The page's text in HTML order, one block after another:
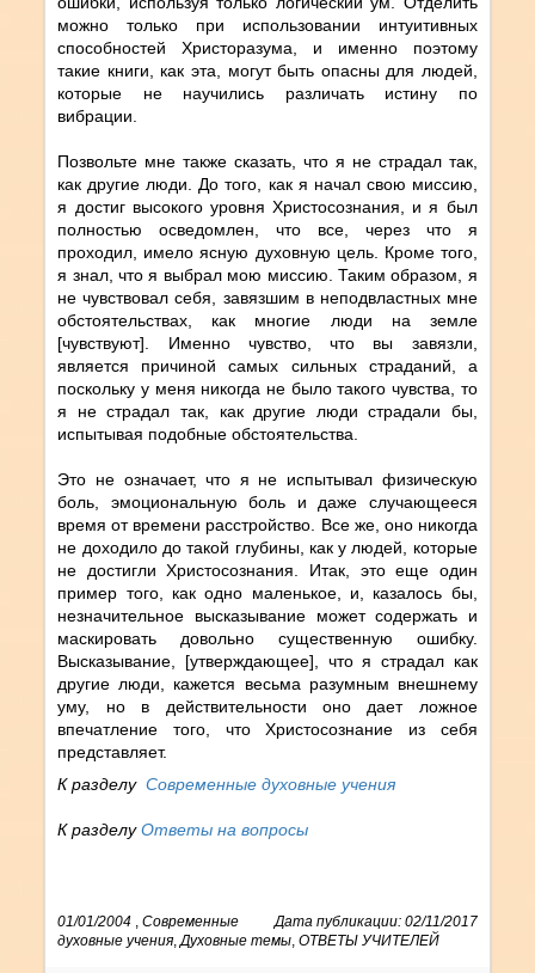
можно только при использовании интуитивных
способностей Христоразума, и именно поэтому
такие книги, как эта, могут быть опасны для людей,
которые не научились различать истину по
вибрации.
Позвольте мне также сказать, что я не страдал так,
как другие люди. До того, как я начал свою миссию,
я достиг высокого уровня Христосознания, и я был
полностью осведомлен, что все, через что я
проходил, имело ясную духовную цель. Кроме того,
я знал, что я выбрал мою миссию. Таким образом, я
не чувствовал себя, завязшим в неподвластных мне
обстоятельствах, как многие люди на земле
[чувствуют]. Именно чувство, что вы завязли,
является причиной самых сильных страданий, а
поскольку у меня никогда не было такого чувства, то
я не страдал так, как другие люди страдали бы,
испытывая подобные обстоятельства.
Это не означает, что я не испытывал физическую
боль, эмоциональную боль и даже случающееся
время от времени расстройство. Все же, оно никогда
не доходило до такой глубины, как у людей, которые
не достигли Христосознания. Итак, это еще один
пример того, как одно маленькое, и, казалось бы,
незначительное высказывание может содержать и
маскировать довольно существенную ошибку.
Высказывание, [утверждающее], что я страдал как
другие люди, кажется весьма разумным внешнему
уму, но в действительности оно дает ложное
впечатление того, что Христосознание из себя
представляет.
К разделуСовременные духовные учения
К разделуОтветы на вопросы
01/01/2004 Дата публикации: 02/11/2017
,Современные
духовные учения ,Духовные темы ,ОТВЕТЫ УЧИТЕЛЕЙ